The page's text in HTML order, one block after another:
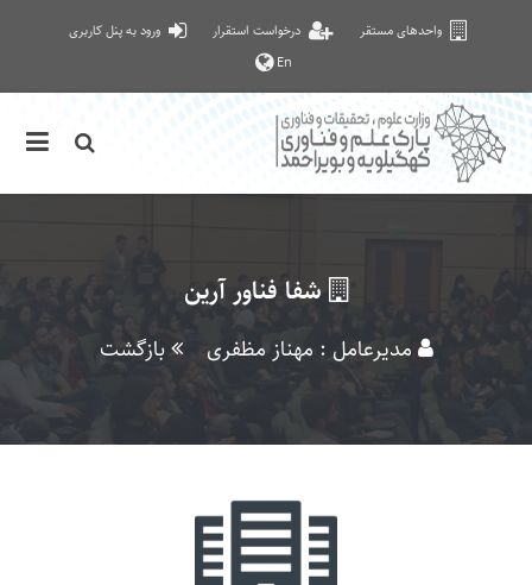
واحدهای مستقر درخواست استقرار
ورود به پنل کاربری
En
شفا فناور آرین
مدیرعامل : مهناز مظفری بازگشت